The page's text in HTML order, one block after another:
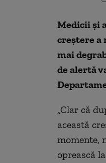
Medicii și
creștere a
mai
de alertă
„Clar că
această
momente,
oprească